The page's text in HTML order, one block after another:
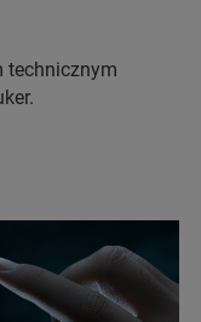
technicznym